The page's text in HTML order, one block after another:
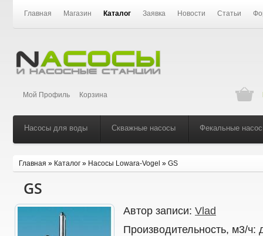
Главная Магазин Каталог Заявка Новости Статьи
Мой Профиль Корзина
Насосы для воды Скважные насосы Фекальные
Главная » Каталог » Насосы Lowara-Vogel » GS
GS
Автор записи: Vlad
Производительность, м3/ч: